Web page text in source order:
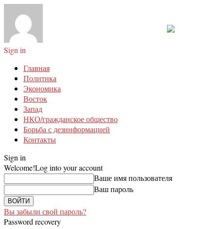
Sign in
Главная
Политика
Экономика
Восток
Запад
НКО/гражданское общество
Борьба с дезинформацией
Контакты
Sign in
Welcome!Log into your account
Ваше имя пользователя
Ваш пароль
Вы забыли свой пароль?
Password recovery